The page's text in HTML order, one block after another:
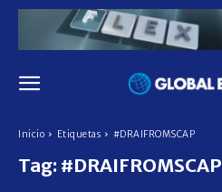
Inicio Etiquetas #DRAIFROMSCAP
Tag: #DRAIFROMSCAP